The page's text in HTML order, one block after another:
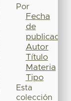
Por
Fecha
de
publicación
Autor
Título
Materia
Tipo
Esta
colección